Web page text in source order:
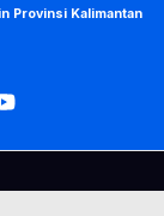
Provinsi Kalimantan